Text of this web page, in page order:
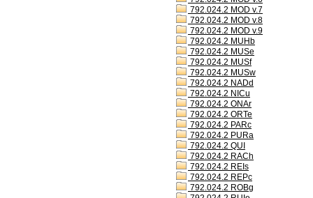
792.024.2 MOD v.7
792.024.2 MOD v.8
792.024.2 MOD v.9
792.024.2 MUHb
792.024.2 MUSe
792.024.2 MUSf
792.024.2 MUSw
792.024.2 NADd
792.024.2 NICu
792.024.2 ONAr
792.024.2 ORTe
792.024.2 PARc
792.024.2 PURa
792.024.2 QUI
792.024.2 RACh
792.024.2 REIs
792.024.2 REPc
792.024.2 ROBg